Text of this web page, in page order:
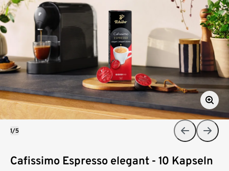
Cafissimo Espresso elegant - 10 Kapseln
1/5